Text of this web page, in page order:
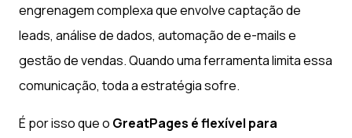
engrenagem complexa que envolve captação de
leads, análise de dados, automação de e-mails e
gestão de vendas. Quando uma ferramenta limita essa
comunicação, toda a estratégia sofre.
É por isso que o GreatPages é flexível para